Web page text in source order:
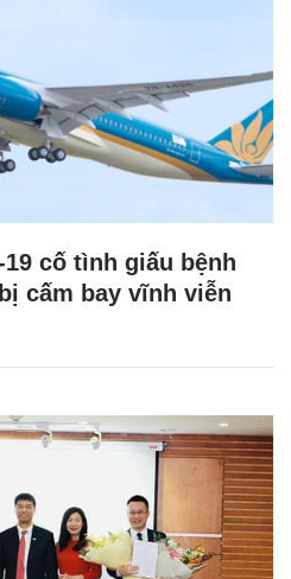
cố tình giấu bệnh
cấm bay vĩnh viễn